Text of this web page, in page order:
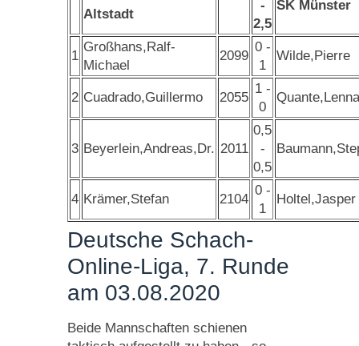
Altstadt
-
2,5
SK Münster
1
Großhans,Ralf-
Michael
2099
0 -
1
Wilde,Pierre
2 Cuadrado,Guillermo 2055
1 -
0
3 Beyerlein,Andreas,Dr. 2011
0,5
-
0,5
4 Krämer,Stefan 2104
0 -
1
Holtel,Jasper
Deutsche Schach-
Online-Liga, 7. Runde
am 03.08.2020
Beide Mannschaften schienen